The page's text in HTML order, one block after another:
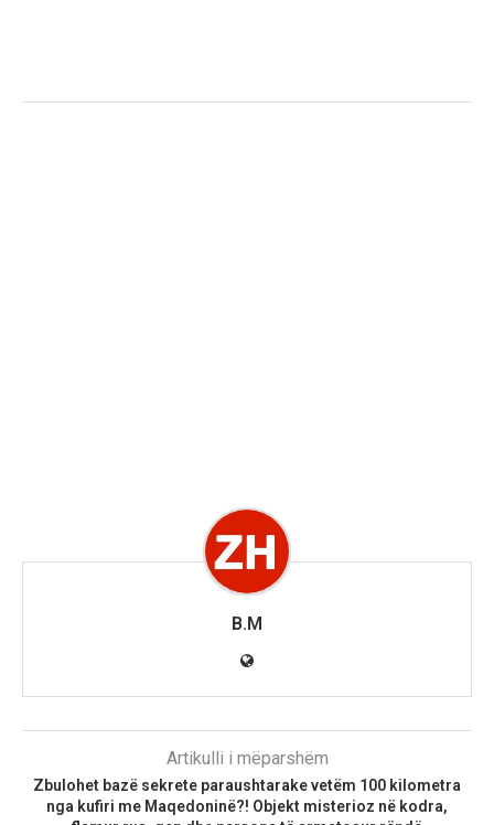
B.M
Artikulli i mëparshëm
Zbulohet bazë sekrete paraushtarake vetëm 100 kilometra
nga kufiri me Maqedoninë?! Objekt misterioz në kodra,